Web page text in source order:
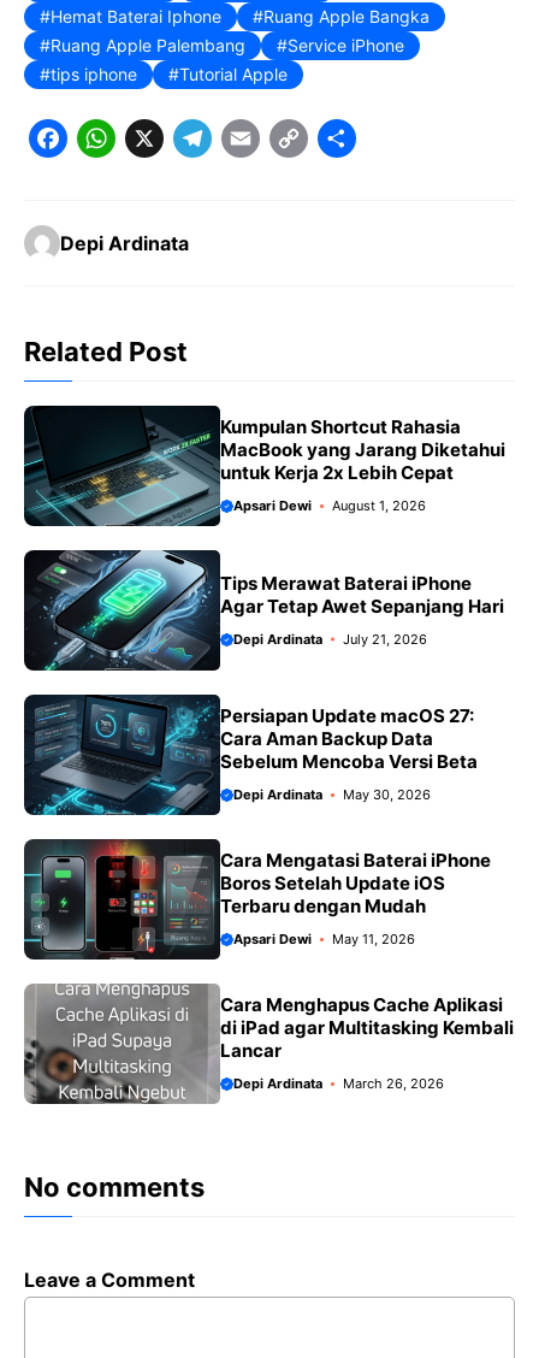
Hemat Baterai Iphone
Ruang Apple Bangka
Ruang Apple Palembang
Service iPhone
tips iphone
Tutorial Apple
F
c
e
o
o
k
W
t
A
p
p
X T
e
r
a
m
E C
k
S
Depi Ardinata
Related Post
Kumpulan Shortcut Rahasia
MacBook yang Jarang Diketahui
untuk Kerja 2x Lebih Cepat
Apsari Dewi August 1, 2026
Tips Merawat Baterai iPhone
Agar Tetap Awet Sepanjang Hari
Depi Ardinata July 21, 2026
Persiapan Update macOS 27:
Cara Aman Backup Data
Sebelum Mencoba Versi Beta
Depi Ardinata May 30, 2026
Cara Mengatasi Baterai iPhone
Boros Setelah Update iOS
Terbaru dengan Mudah
Apsari Dewi May 11, 2026
Cara Menghapus Cache Aplikasi
di iPad agar Multitasking Kembali
Lancar
Depi Ardinata March 26, 2026
No comments
Leave a Comment